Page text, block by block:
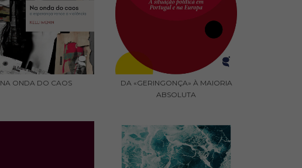
NA ONDA DO CAOS
DA «GERINGONÇA» À MAIORIA
ABSOLUTA